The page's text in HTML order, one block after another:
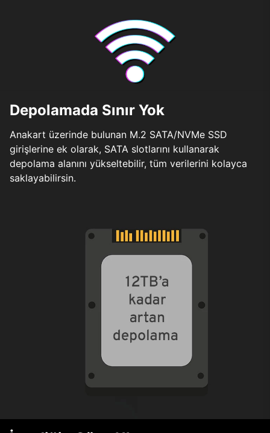
Depolamada Sınır Yok
Anakart üzerinde bulunan M.2 SATA/NVMe SSD
girişlerine ek olarak, SATA slotlarını kullanarak
depolama alanını yükseltebilir, tüm verilerini kolayca
saklayabilirsin.